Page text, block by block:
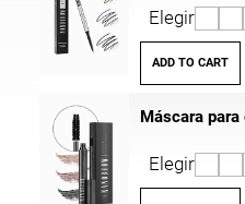
Elegir
ADD TO CART
Máscara para
Elegir